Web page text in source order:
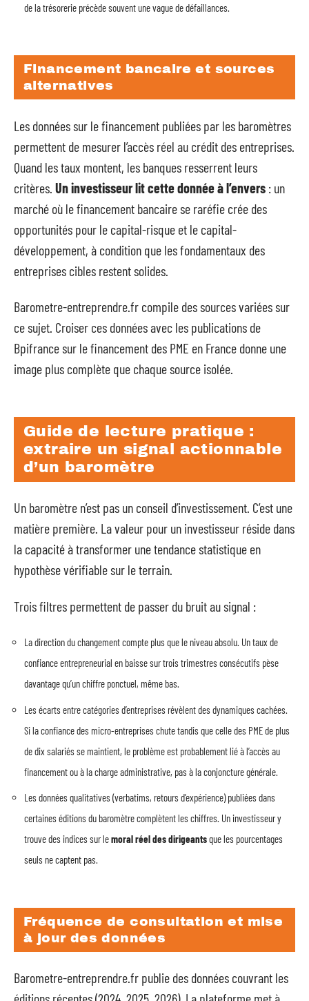
de la trésorerie précède souvent une vague de défaillances.
Financement bancaire et sources
alternatives
Les données sur le financement publiées par les baromètres
permettent de mesurer l’accès réel au crédit des entreprises.
Quand les taux montent, les banques resserrent leurs
critères. Un investisseur lit cette donnée à l’envers : un
marché où le financement bancaire se raréfie crée des
opportunités pour le capital-risque et le capital-
développement, à condition que les fondamentaux des
entreprises cibles restent solides.
Barometre-entreprendre.fr compile des sources variées sur
ce sujet. Croiser ces données avec les publications de
Bpifrance sur le financement des PME en France donne une
image plus complète que chaque source isolée.
Guide de lecture pratique :
extraire un signal actionnable
d’un baromètre
Un baromètre n’est pas un conseil d’investissement. C’est une
matière première. La valeur pour un investisseur réside dans
la capacité à transformer une tendance statistique en
hypothèse vérifiable sur le terrain.
Trois filtres permettent de passer du bruit au signal :
La direction du changement compte plus que le niveau absolu. Un taux de
confiance entrepreneurial en baisse sur trois trimestres consécutifs pèse
davantage qu’un chiffre ponctuel, même bas.
Les écarts entre catégories d’entreprises révèlent des dynamiques cachées.
Si la confiance des micro-entreprises chute tandis que celle des PME de plus
de dix salariés se maintient, le problème est probablement lié à l’accès au
financement ou à la charge administrative, pas à la conjoncture générale.
Les données qualitatives (verbatims, retours d’expérience) publiées dans
certaines éditions du baromètre complètent les chiffres. Un investisseur y
trouve des indices sur lemoral réel des dirigeantsque les pourcentages
seuls ne captent pas.
Fréquence de consultation et mise
à jour des données
Barometre-entreprendre.fr publie des données couvrant les